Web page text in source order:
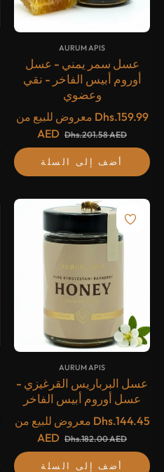
AURUM APIS
عسل سمر يمني - عسل
أوروم أبيس الفاخر - نقي
وعضوي
Dhs.159.99
AED Dhs.201.58 AED
أضف إلى السلة
{##}
أُوكَازيُون
AURUM APIS
عسل البرباريس القرغيزي -
عسل أوروم أبيس الفاخر
Dhs.144.45
AED Dhs.182.00 AED
أضف إلى السلة